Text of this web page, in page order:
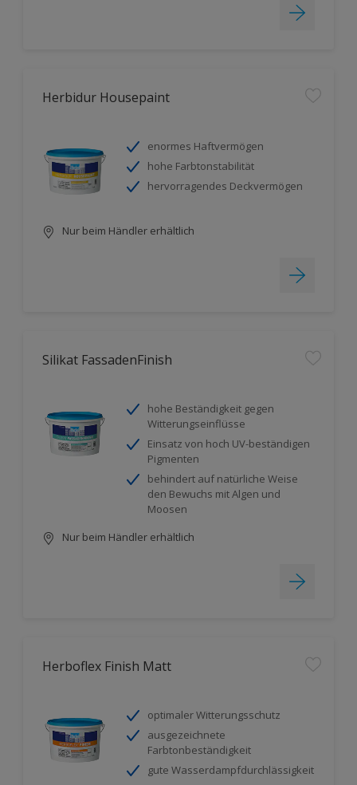
Herbidur Housepaint
enormes Haftvermögen
hohe Farbtonstabilität
hervorragendes Deckvermögen
Nur beim Händler erhältlich
Silikat FassadenFinish
hohe Beständigkeit gegen
Witterungseinflüsse
Einsatz von hoch UV-beständigen
Pigmenten
behindert auf natürliche Weise
den Bewuchs mit Algen und
Moosen
Nur beim Händler erhältlich
Herboflex Finish Matt
optimaler Witterungsschutz
ausgezeichnete
Farbtonbeständigkeit
gute Wasserdampfdurchlässigkeit